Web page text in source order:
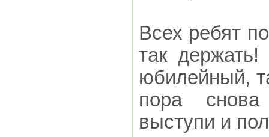
Всех ребят
так
юбилейный,
пора снова
выступи и